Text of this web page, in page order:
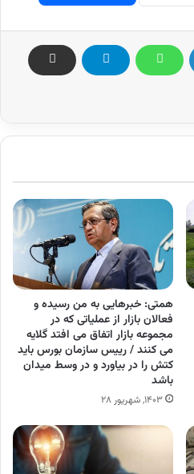
همتی: خبرهایی به من رسیده و
فعالان بازار از عملیاتی که در
مجموعه بازار اتفاق می افتد گلایه
می کنند / رییس سازمان بورس باید
کتش را در بیاورد و در وسط میدان
باشد
۱۴۰۳, شهریور ۲۸